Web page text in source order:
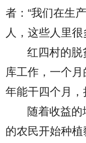
者：“我们在生
人，这些人里
红四村的脱
库工作，一个
年能干四个月，
随着收益
的农民开始种